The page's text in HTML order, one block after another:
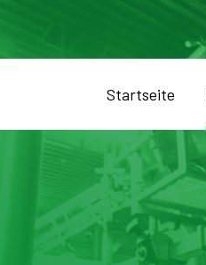
Startseite